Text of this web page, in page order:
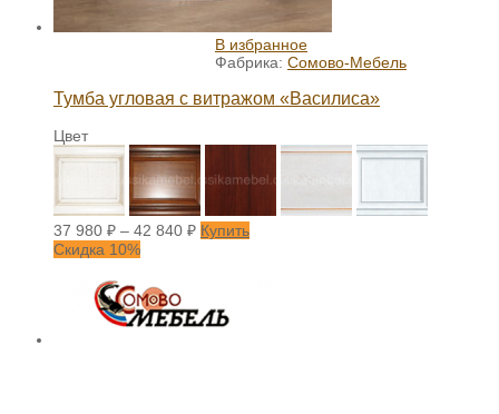
В избранное
Фабрика: Сомово-Мебель
Тумба угловая с витражом «Василиса»
Цвет
37 980 ₽ – 42 840 ₽ Купить
Скидка 10%